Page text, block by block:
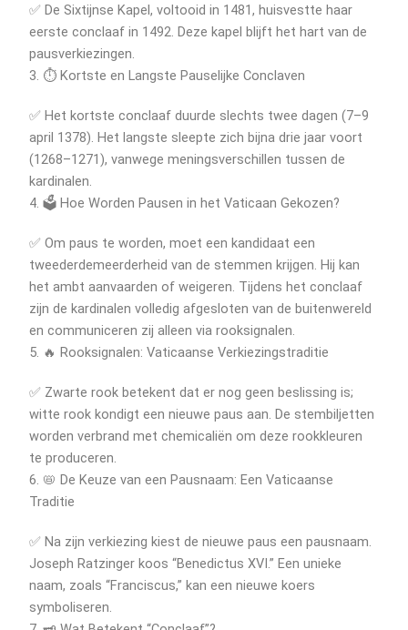
✅ De Sixtijnse Kapel, voltooid in 1481, huisvestte haar
eerste conclaaf in 1492. Deze kapel blijft het hart van de
pausverkiezingen.
3. ⏱️ Kortste en Langste Pauselijke Conclaven
✅ Het kortste conclaaf duurde slechts twee dagen (7–9
april 1378). Het langste sleepte zich bijna drie jaar voort
(1268–1271), vanwege meningsverschillen tussen de
kardinalen.
4. 🗳️ Hoe Worden Pausen in het Vaticaan Gekozen?
✅ Om paus te worden, moet een kandidaat een
tweederdemeerderheid van de stemmen krijgen. Hij kan
het ambt aanvaarden of weigeren. Tijdens het conclaaf
zijn de kardinalen volledig afgesloten van de buitenwereld
en communiceren zij alleen via rooksignalen.
5. 🔥 Rooksignalen: Vaticaanse Verkiezingstraditie
✅ Zwarte rook betekent dat er nog geen beslissing is;
witte rook kondigt een nieuwe paus aan. De stembiljetten
worden verbrand met chemicaliën om deze rookkleuren
te produceren.
6. 📛 De Keuze van een Pausnaam: Een Vaticaanse
Traditie
✅ Na zijn verkiezing kiest de nieuwe paus een pausnaam.
Joseph Ratzinger koos “Benedictus XVI.” Een unieke
naam, zoals “Franciscus,” kan een nieuwe koers
symboliseren.